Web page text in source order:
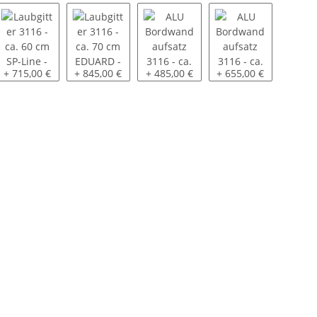
Laubgitter 3116 - ca. 60 cm SP-Line - montiert
+ 715,00 € Laubgitter 3116 - ca. 70 cm EDUARD - montiert
+ 845,00 € ALU Bordwandaufsatz 3116 - ca.
+ 485,00 € ALU
+ 655,00 €